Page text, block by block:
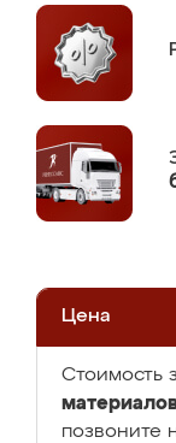
Цена
Стоимость
позвоните